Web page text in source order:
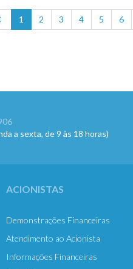
1 2 3 4 5 6
a sexta, de 9 às 18 horas)
ACIONISTAS
Demonstrações Financeiras
Atendimento ao Acionista
Informações Financeiras